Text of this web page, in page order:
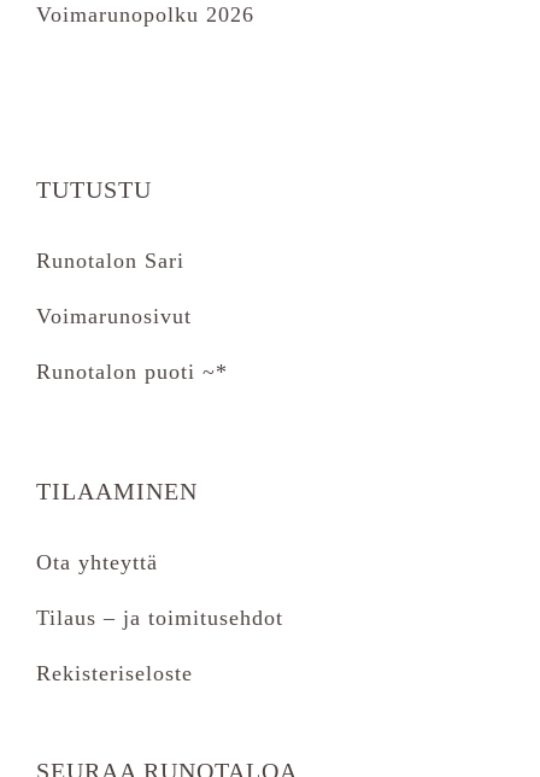
Voimarunopolku 2026
TUTUSTU
Runotalon Sari
Voimarunosivut
Runotalon puoti ~*
TILAAMINEN
Ota yhteyttä
Tilaus – ja toimitusehdot
Rekisteriseloste
SEURAA RUNOTALOA